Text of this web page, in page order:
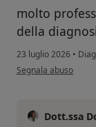
molto
della diagnosi
23 luglio 2026 •
secondo l'opinione
Segnala abuso
Dott.ssa